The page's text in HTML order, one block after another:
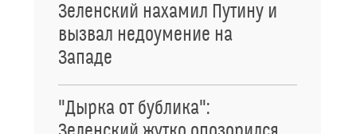
Зеленский нахамил Путину и
вызвал недоумение на
Западе
"Дырка от бублика":